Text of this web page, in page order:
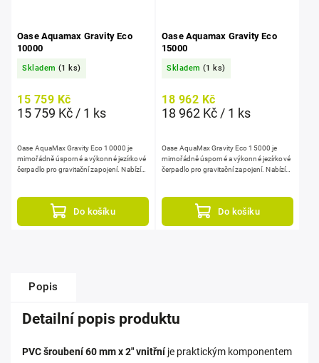
Oase Aquamax Gravity Eco
10000
Skladem (1 ks)
15 759 Kč
15 759 Kč / 1 ks
Do košíku
Oase AquaMax Gravity Eco 10000 je
mimořádně úsporné a výkonné jezírkové
čerpadlo pro gravitační zapojení. Nabízí
Oase Aquamax Gravity Eco
15000
Skladem (1 ks)
18 962 Kč
18 962 Kč / 1 ks
Do košíku
Oase AquaMax Gravity Eco 15000 je
mimořádně úsporné a výkonné jezírkové
čerpadlo pro gravitační zapojení. Nabízí
Popis
Detailní popis produktu
PVC šroubení 60 mm x 2" vnitřníje praktickým komponentem